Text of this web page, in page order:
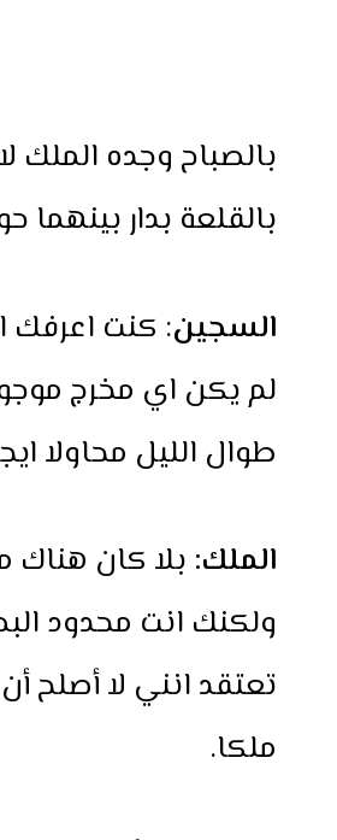
بالصباح وجده الملك
بالقلعة بدار بينهما
السجين: كنت اعرفك
لم يكن اي مخرج
طوال الليل محاولا
الملك: بلا كان هناك
ولكنك انت محدود
تعتقد انني لا أصلح
ملكا.